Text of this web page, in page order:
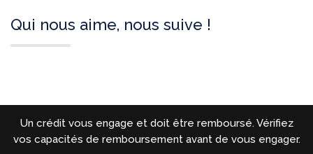
Qui nous aime, nous suive !
Un crédit vous engage et doit être remboursé. Vérifiez
vos capacités de remboursement avant de vous engager.